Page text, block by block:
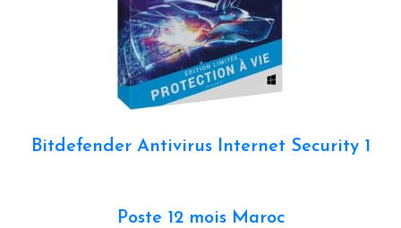
Bitdefender Antivirus Internet Security 1
Poste 12 mois Maroc